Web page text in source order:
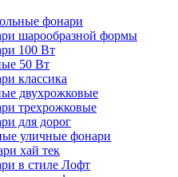
фонари
шарообразной формы
100 Вт
50 Вт
классика
двухрожковые
трехрожковые
для дорог
уличные фонари
хай тек
в стиле Лофт